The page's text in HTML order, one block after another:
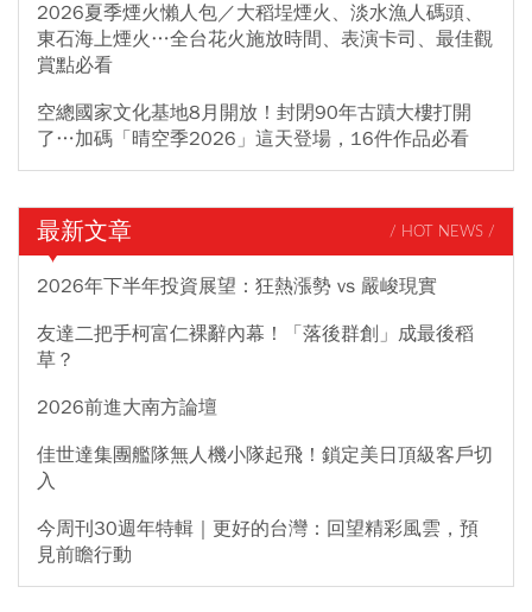
2026夏季煙火懶人包／大稻埕煙火、淡水漁人碼頭、
東石海上煙火…全台花火施放時間、表演卡司、最佳觀
賞點必看
空總國家文化基地8月開放！封閉90年古蹟大樓打開
了…加碼「晴空季2026」這天登場，16件作品必看
最新文章 / HOT NEWS /
2026年下半年投資展望：狂熱漲勢 vs 嚴峻現實
友達二把手柯富仁裸辭內幕！「落後群創」成最後稻
草？
2026前進大南方論壇
佳世達集團艦隊無人機小隊起飛！鎖定美日頂級客戶切
入
今周刊30週年特輯｜更好的台灣：回望精彩風雲，預
見前瞻行動